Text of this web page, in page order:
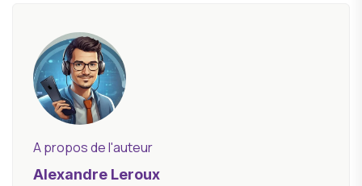
A propos de l'auteur
Alexandre Leroux